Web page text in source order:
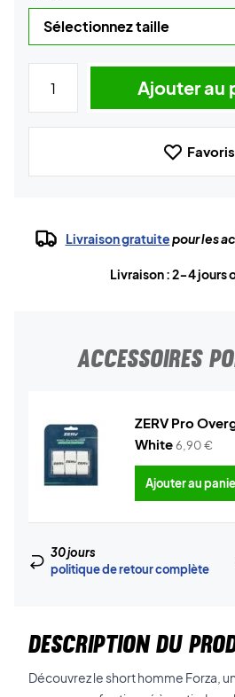
Ajouter au
Favoris
Livraison gratuitepour les
Livraison : 2-4 jours
ACCESSOIRES
ZERV Pro
White6,90€
Ajouter au
30 jours
politique de retour complète
DESCRIPTION DU
Découvrez le short homme Forza,